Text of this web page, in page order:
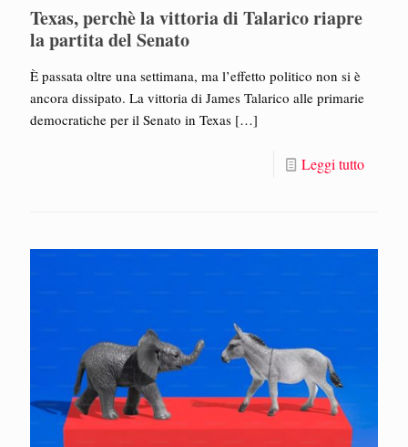
Texas, perchè la vittoria di Talarico riapre
la partita del Senato
È passata oltre una settimana, ma l’effetto politico non si è
ancora dissipato. La vittoria di James Talarico alle primarie
democratiche per il Senato in Texas […]
Leggi tutto